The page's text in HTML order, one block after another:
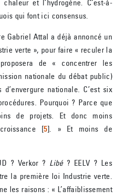
et l’hydrogène. C’est-à-
qui font ici consensus.
Gabriel Attal a déjà annoncé un
verte », pour faire « reculer la
de « concentrer les
nationale du débat public)
nationale. C’est six
Pourquoi ? Parce que
de projets. Et donc moins
[5]. » Et moins de
? Verkor ? Libé? EELV ? Les
la première loi Industrie verte.
les raisons : « L’affaiblissement